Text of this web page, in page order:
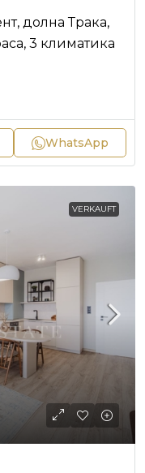
долна Трака,
3 климатика
WhatsApp
VERKAUFT